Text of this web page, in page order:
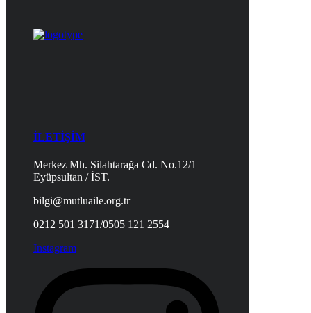
İLETİŞİM
Merkez Mh. Silahtarağa Cd. No.12/1
Eyüpsultan / İST.
bilgi@mutluaile.org.tr
0212 501 3171/0505 121 2554
Instagram